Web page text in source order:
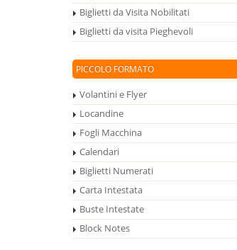
Biglietti da Visita Nobilitati
Biglietti da visita Pieghevoli
PICCOLO FORMATO
Volantini e Flyer
Locandine
Fogli Macchina
Calendari
Biglietti Numerati
Carta Intestata
Buste Intestate
Block Notes